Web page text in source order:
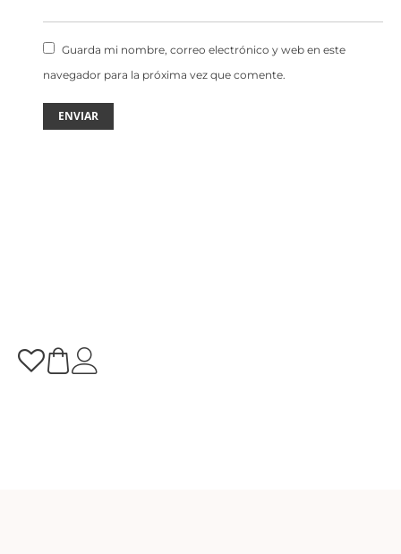
Guarda mi nombre, correo electrónico y web en este
navegador para la próxima vez que comente.